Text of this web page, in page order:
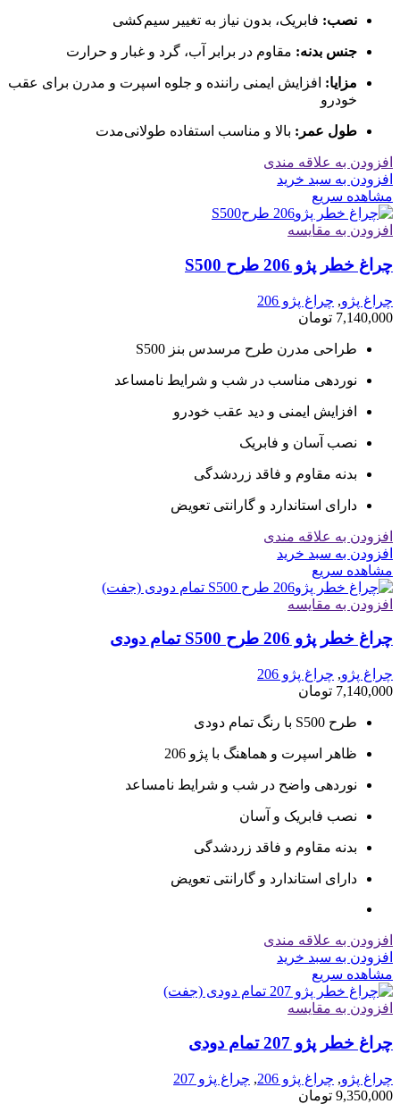
نصب: فابریک، بدون نیاز به تغییر سیم‌کشی
جنس بدنه: مقاوم در برابر آب، گرد و غبار و حرارت
مزایا: افزایش ایمنی راننده و جلوه اسپرت و مدرن برای عقب
خودرو
طول عمر: بالا و مناسب استفاده طولانی‌مدت
افزودن به علاقه مندی
افزودن به سبد خرید
مشاهده سریع
افزودن به مقایسه
چراغ خطر پژو 206 طرح S500
چراغ پژو, چراغ پژو 206
7,140,000 تومان
طراحی مدرن طرح مرسدس بنز S500
نوردهی مناسب در شب و شرایط نامساعد
افزایش ایمنی و دید عقب خودرو
نصب آسان و فابریک
بدنه مقاوم و فاقد زردشدگی
دارای استاندارد و گارانتی تعویض
افزودن به علاقه مندی
افزودن به سبد خرید
مشاهده سریع
افزودن به مقایسه
چراغ خطر پژو 206 طرح S500 تمام دودی
چراغ پژو, چراغ پژو 206
7,140,000 تومان
طرح S500 با رنگ تمام دودی
ظاهر اسپرت و هماهنگ با پژو 206
نوردهی واضح در شب و شرایط نامساعد
نصب فابریک و آسان
بدنه مقاوم و فاقد زردشدگی
دارای استاندارد و گارانتی تعویض
افزودن به علاقه مندی
افزودن به سبد خرید
مشاهده سریع
افزودن به مقایسه
چراغ خطر پژو 207 تمام دودی
چراغ پژو, چراغ پژو 206 , چراغ پژو 207
9,350,000 تومان